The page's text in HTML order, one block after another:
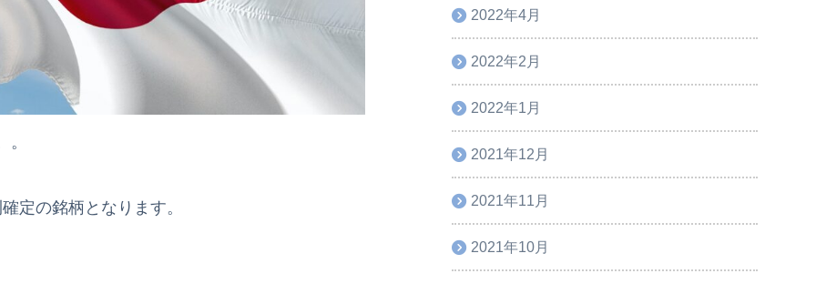
定の銘柄となります。
2022年4月
2022年2月
2022年1月
2021年12月
2021年11月
2021年10月